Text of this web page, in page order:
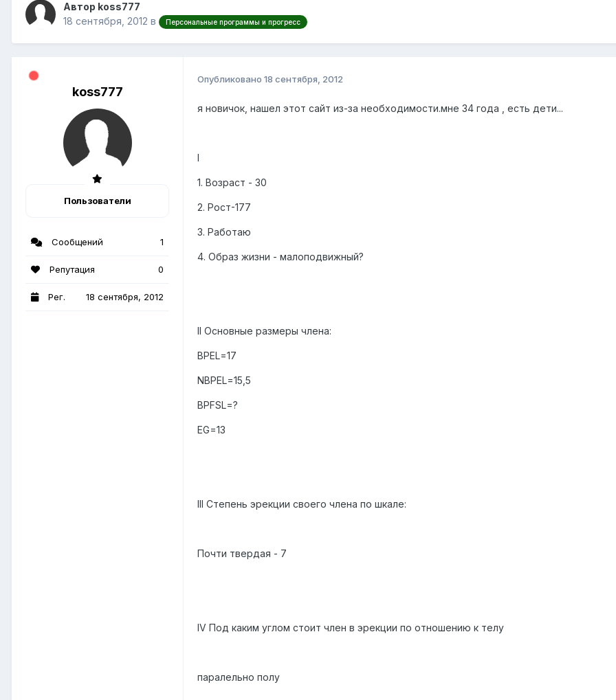
Автор koss777
18 сентября, 2012 в Персональные программы и прогресс
koss777
Пользователи
Сообщений 1
Репутация 0
Рег. 18 сентября, 2012
Опубликовано 18 сентября, 2012
я новичок, нашел этот сайт из-за необходимости.мне 34 года , есть дети...
I
1. Возраст - 30
2. Рост-177
3. Работаю
4. Образ жизни - малоподвижный?
II Основные размеры члена:
BPEL=17
NBPEL=15,5
BPFSL=?
EG=13
III Степень эрекции своего члена по шкале:
Почти твердая - 7
IV Под каким углом стоит член в эрекции по отношению к телу
паралельно полу